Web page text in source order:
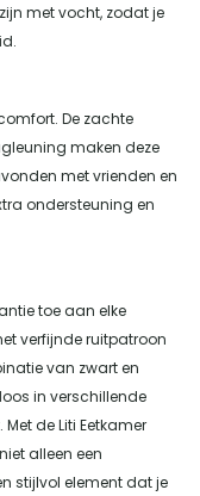
met vocht, zodat je
De zachte
maken deze
met vrienden en
ondersteuning en
toe aan elke
verfijnde ruitpatroon
van zwart en
in verschillende
de Liti Eetkamer
alleen een
stijlvol element dat je